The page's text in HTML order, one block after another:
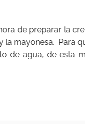
de preparar la
mayonesa. Para
de agua, de esta